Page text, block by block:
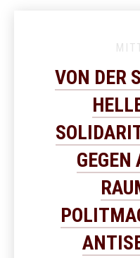
VON DER
GEGEN